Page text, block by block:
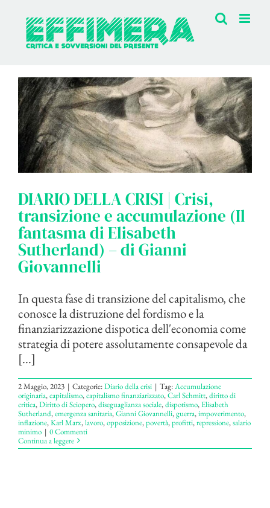
contenuto
DIARIO DELLA CRISI | Crisi,
transizione e accumulazione (Il
fantasma di Elisabeth
Sutherland) – di Gianni
Giovannelli
In questa fase di transizione del capitalismo, che
conosce la distruzione del fordismo e la
finanziarizzazione dispotica dell'economia come
strategia di potere assolutamente consapevole da
[...]
2 Maggio, 2023 | Categorie:Diario della crisi | Tag:Accumulazione
originaria,capitalismo,capitalismo finanziarizzato,Carl Schmitt,diritto di
critica,Diritto di Sciopero,diseguaglianza sociale,dispotismo,Elisabeth
Sutherland,emergenza sanitaria,Gianni Giovannelli,guerra,impoverimento,
inflazione,Karl Marx,lavoro,opposizione,povertà,profitti,repressione,salario
minimo | 0 Commenti
Continua a leggere